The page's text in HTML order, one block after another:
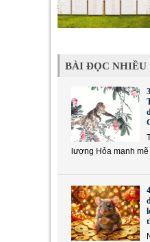
BÀI ĐỌC NHIỀU
lượng Hỏa mạnh mẽ